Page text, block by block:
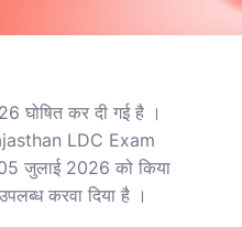
घोषित कर दी गई है ।
LDC Exam
जुलाई 2026 को किया
करवा दिया है ।